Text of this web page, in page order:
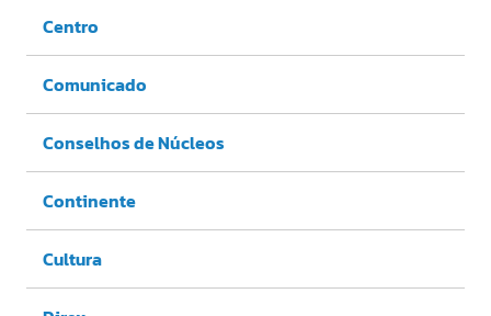
Centro
Comunicado
Conselhos de Núcleos
Continente
Cultura